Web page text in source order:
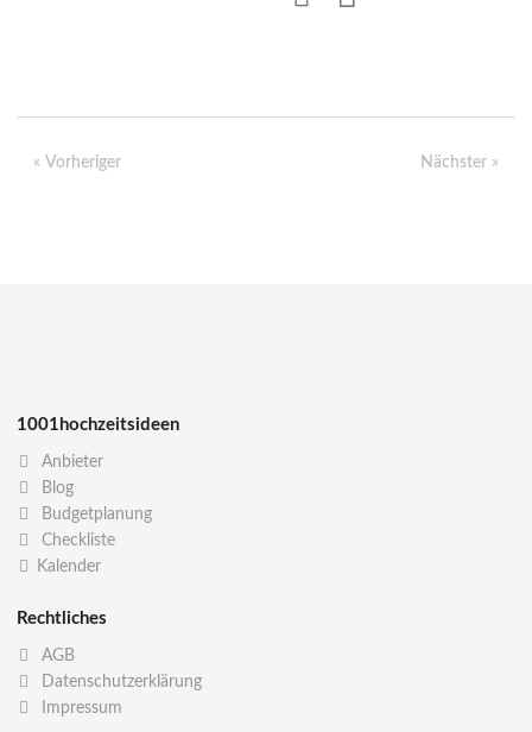
« Vorheriger Nächster »
1001hochzeitsideen
Anbieter
Blog
Budgetplanung
Checkliste
Kalender
Rechtliches
AGB
Datenschutzerklärung
Impressum